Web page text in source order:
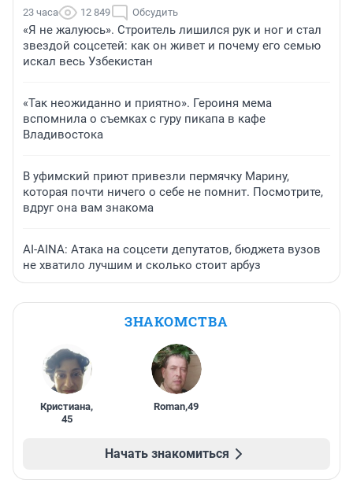
23 часа 12 849 Обсудить
«Я не жалуюсь». Строитель лишился рук и ног и стал
звездой соцсетей: как он живет и почему его семью
искал весь Узбекистан
«Так неожиданно и приятно». Героиня мема
вспомнила о съемках с гуру пикапа в кафе
Владивостока
В уфимский приют привезли пермячку Марину,
которая почти ничего о себе не помнит. Посмотрите,
вдруг она вам знакома
AI-AINA: Атака на соцсети депутатов, бюджета вузов
не хватило лучшим и сколько стоит арбуз
ЗНАКОМСТВА
Кристиана,
45
Roman,49
Начать знакомиться